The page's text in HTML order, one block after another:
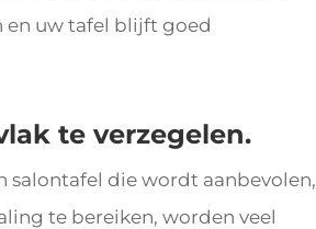
en uw tafel blijft goed
te verzegelen.
salontafel die wordt aanbevolen,
te bereiken, worden veel